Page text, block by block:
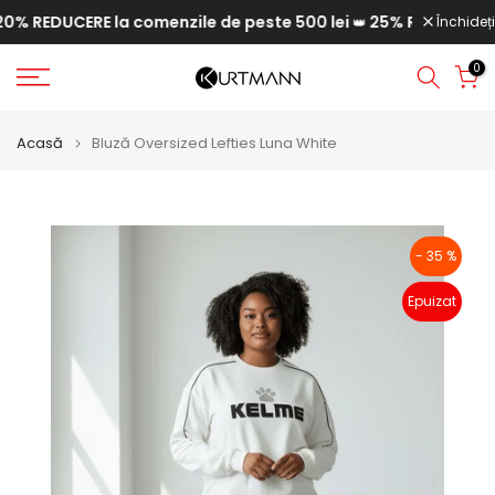
Săriți
la
conținut
REDUCERE la comenzile de peste 500 lei👑25% REDUCERE
Închideți
0
Acasă Bluză Oversized Lefties Luna White
- 35 %
Epuizat